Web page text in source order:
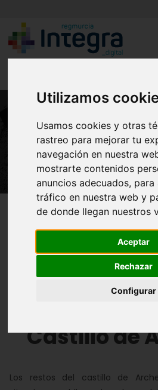
Utilizamos
Usamos cookies y otras
rastreo para mejorar tu
navegación en nuestra
mostrarte contenidos
anuncios adecuados, para
tráfico en nuestra web y
de donde llegan nuestros
Aceptar
Rechazar
Configurar
Castillo de
Región de Murcia Digital Patrimonio
Arquitectura
Castillo de
Los restos del castillo de